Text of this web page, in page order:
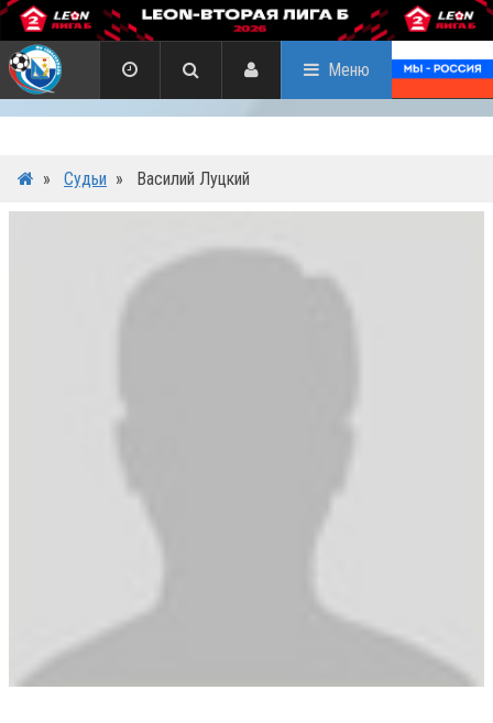
Меню
» Судьи » Василий Луцкий